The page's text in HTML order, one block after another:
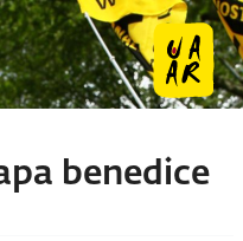
benedice